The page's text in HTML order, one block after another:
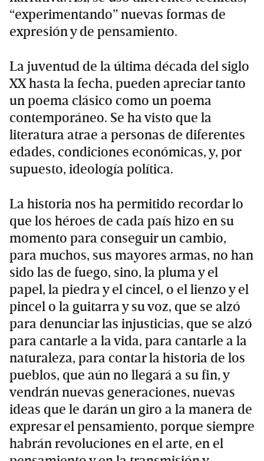
“experimentando” nuevas formas de
expresión y de pensamiento.
La juventud de la última década del siglo
XX hasta la fecha, pueden apreciar tanto
un poema clásico como un poema
contemporáneo. Se ha visto que la
literatura atrae a personas de diferentes
edades, condiciones económicas, y, por
supuesto, ideología política.
La historia nos ha permitido recordar lo
que los héroes de cada país hizo en su
momento para conseguir un cambio,
para muchos, sus mayores armas, no han
sido las de fuego, sino, la pluma y el
papel, la piedra y el cincel, o el lienzo y el
pincel o la guitarra y su voz, que se alzó
para denunciar las injusticias, que se alzó
para cantarle a la vida, para cantarle a la
naturaleza, para contar la historia de los
pueblos, que aún no llegará a su fin, y
vendrán nuevas generaciones, nuevas
ideas que le darán un giro a la manera de
expresar el pensamiento, porque siempre
habrán revoluciones en el arte, en el